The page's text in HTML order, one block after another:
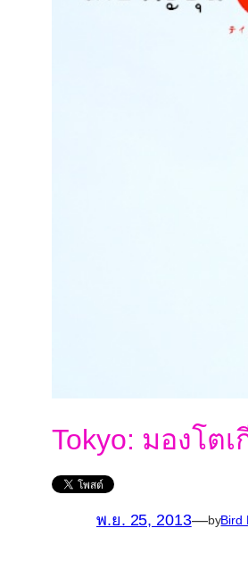
Tokyo: มองโต
พ.ย. 25, 2013—byBird